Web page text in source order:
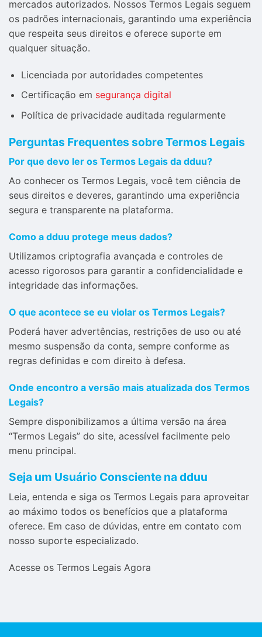
mercados autorizados. Nossos Termos Legais seguem
os padrões internacionais, garantindo uma experiência
que respeita seus direitos e oferece suporte em
qualquer situação.
Licenciada por autoridades competentes
Certificação em segurança digital
Política de privacidade auditada regularmente
Perguntas Frequentes sobre Termos Legais
Por que devo ler os Termos Legais da dduu?
Ao conhecer os Termos Legais, você tem ciência de
seus direitos e deveres, garantindo uma experiência
segura e transparente na plataforma.
Como a dduu protege meus dados?
Utilizamos criptografia avançada e controles de
acesso rigorosos para garantir a confidencialidade e
integridade das informações.
O que acontece se eu violar os Termos Legais?
Poderá haver advertências, restrições de uso ou até
mesmo suspensão da conta, sempre conforme as
regras definidas e com direito à defesa.
Onde encontro a versão mais atualizada dos Termos
Legais?
Sempre disponibilizamos a última versão na área
“Termos Legais” do site, acessível facilmente pelo
menu principal.
Seja um Usuário Consciente na dduu
Leia, entenda e siga os Termos Legais para aproveitar
ao máximo todos os benefícios que a plataforma
oferece. Em caso de dúvidas, entre em contato com
nosso suporte especializado.
Acesse os Termos Legais Agora